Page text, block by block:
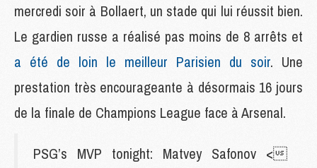
mercredi soir à Bollaert, un stade qui lui réussit bien.
Le gardien russe a réalisé pas moins de 8 arrêts et
a été de loin le meilleur Parisien du soir. Une
prestation très encourageante à désormais 16 jours
de la finale de Champions League face à Arsenal.
PSG’s MVP tonight: Matvey Safonov <